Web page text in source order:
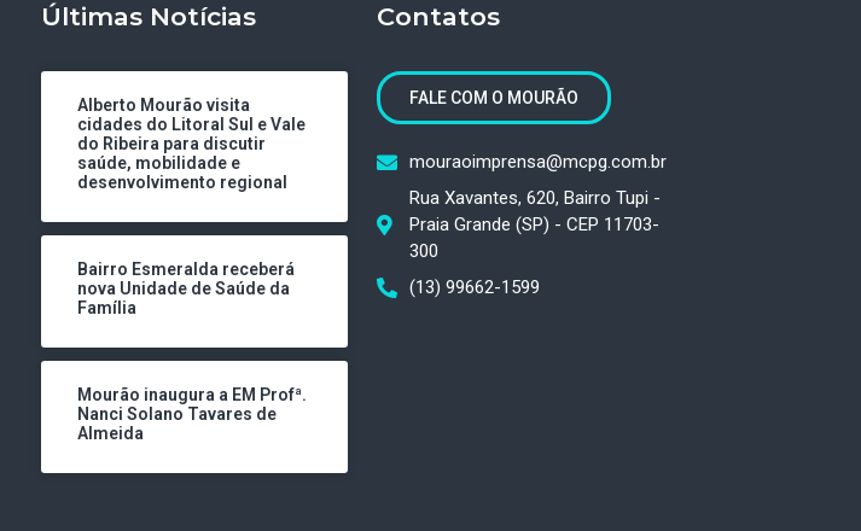
Últimas Notícias
Alberto Mourão visita
cidades do Litoral Sul e Vale
do Ribeira para discutir
saúde, mobilidade e
desenvolvimento regional
Bairro Esmeralda receberá
nova Unidade de Saúde da
Família
Mourão inaugura a EM Profª.
Nanci Solano Tavares de
Almeida
Contatos
FALE COM O MOURÃO
mouraoimprensa@mcpg.com.br
Rua Xavantes, 620, Bairro Tupi -
Praia Grande (SP) - CEP 11703-
300
(13) 99662-1599